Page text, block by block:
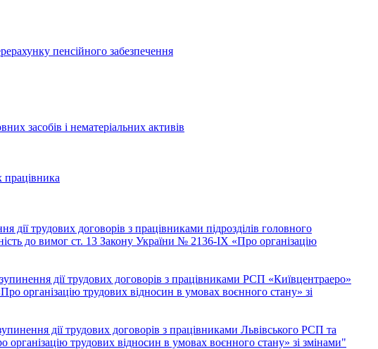
пенсійного забезпечення
засобів і нематеріальних активів
працівника
трудових договорів з працівниками підрозділів головного
до вимог ст. 13 Закону України № 2136-IX «Про організацію
дії трудових договорів з працівниками РСП «Київцентраеро»
організацію трудових відносин в умовах воєнного стану» зі
дії трудових договорів з працівниками Львівського РСП та
трудових відносин в умовах воєнного стану» зі змінами"